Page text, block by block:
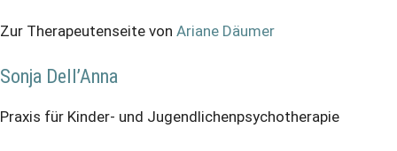
Zur Therapeutenseite von Ariane Däumer
Sonja Dell’Anna
Praxis für Kinder- und Jugendlichenpsychotherapie